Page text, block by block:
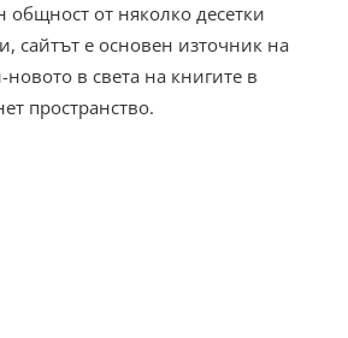
общност от няколко десетки
сайтът е основен източник на
в света на книгите в
пространство.